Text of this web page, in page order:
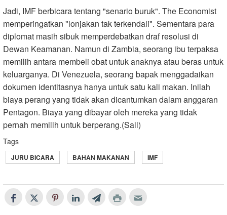
Jadi, IMF berbicara tentang "senario buruk". The Economist
memperingatkan "lonjakan tak terkendali". Sementara para
diplomat masih sibuk memperdebatkan draf resolusi di
Dewan Keamanan. Namun di Zambia, seorang ibu terpaksa
memilih antara membeli obat untuk anaknya atau beras untuk
keluarganya. Di Venezuela, seorang bapak menggadaikan
dokumen identitasnya hanya untuk satu kali makan. Inilah
biaya perang yang tidak akan dicantumkan dalam anggaran
Pentagon. Biaya yang dibayar oleh mereka yang tidak
pernah memilih untuk berperang.(Sail)
Tags
JURU BICARA BAHAN MAKANAN IMF